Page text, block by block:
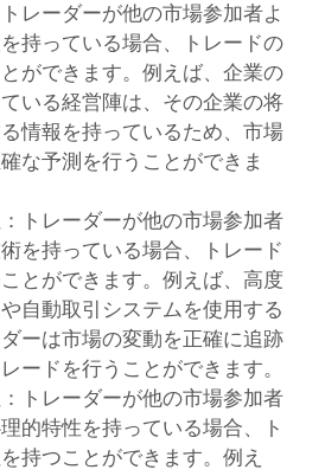
レーダーが他の市場参加者よ
持っている場合、トレードの
ができます。例えば、企業の
いる経営陣は、その企業の将
情報を持っているため、市場
な予測を行うことができま
トレーダーが他の市場参加者
を持っている場合、トレード
とができます。例えば、高度
自動取引システムを使用する
ーは市場の変動を正確に追跡
ードを行うことができます。
トレーダーが他の市場参加者
的特性を持っている場合、ト
持つことができます。例え